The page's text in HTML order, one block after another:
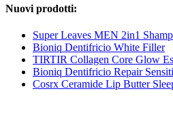
Nuovi prodotti:
Super Leaves MEN 2in1
Bioniq Dentifricio White Filler
TIRTIR Collagen Core Glow
Bioniq Dentifricio Repair
Cosrx Ceramide Lip Butter